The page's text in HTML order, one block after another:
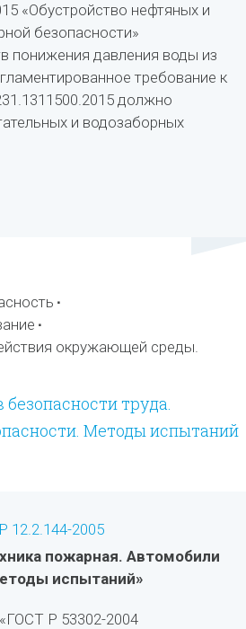
«Обустройство нефтяных и
безопасности»
понижения давления воды из
требование к
должно
и водозаборных
окружающей среды.
труда.
Методы испытаний
12.2.144-2005
пожарная. Автомобили
испытаний»
Р 53302-2004